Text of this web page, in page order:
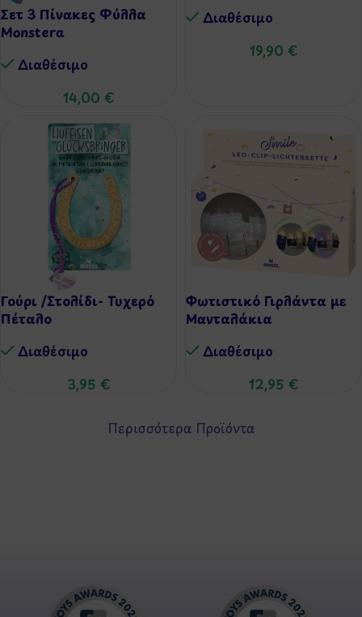
Σετ 3 Πίνακες Φύλλα
Monstera
Διαθέσιμo
14,00 €
Διαθέσιμo
19,90 €
Γούρι /Στολίδι- Τυχερό
Πέταλο
Διαθέσιμo
3,95 €
Φωτιστικό Γιρλάντα με
Μανταλάκια
Διαθέσιμo
12,95 €
Περισσότερα Προϊόντα